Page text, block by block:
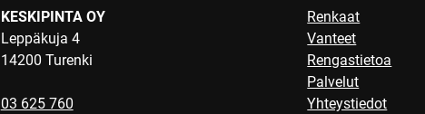
KESKIPINTA OY
Leppäkuja 4
14200 Turenki
03 625 760
Renkaat
Vanteet
Rengastietoa
Palvelut
Yhteystiedot